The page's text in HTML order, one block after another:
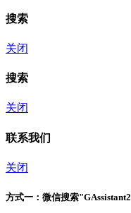
搜索
关闭
搜索
关闭
联系我们
关闭
方式一： 微信搜索"GAssistant2